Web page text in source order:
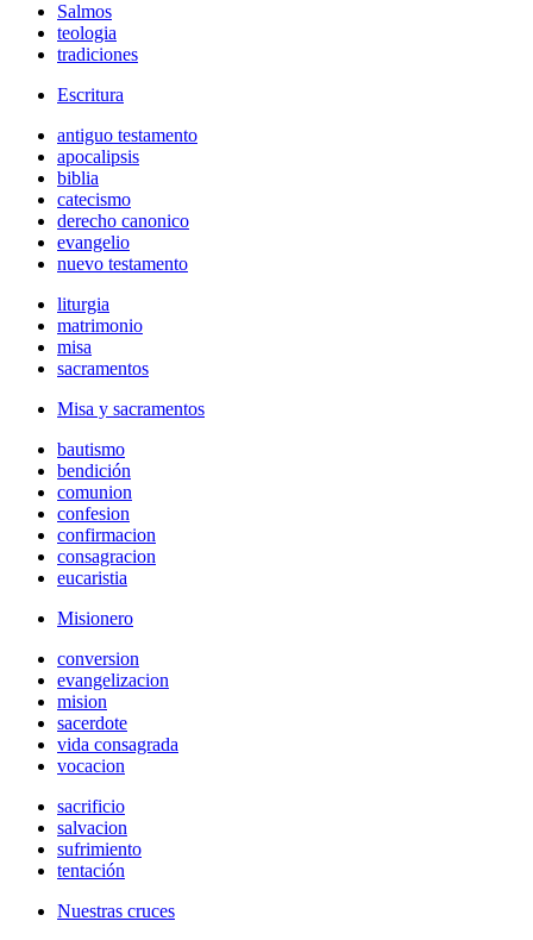
Salmos
teologia
tradiciones
Escritura
antiguo testamento
apocalipsis
biblia
catecismo
derecho canonico
evangelio
nuevo testamento
liturgia
matrimonio
misa
sacramentos
Misa y sacramentos
bautismo
bendición
comunion
confesion
confirmacion
consagracion
eucaristia
Misionero
conversion
evangelizacion
mision
sacerdote
vida consagrada
vocacion
sacrificio
salvacion
sufrimiento
tentación
Nuestras cruces